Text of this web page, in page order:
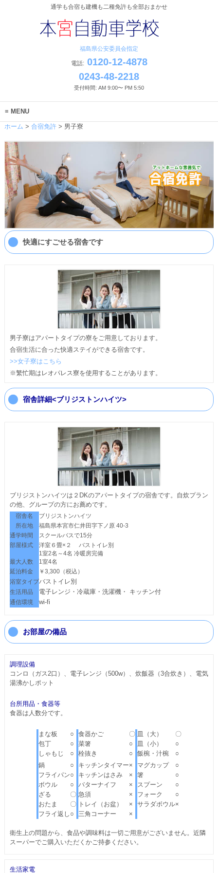
通学も合宿も建機も二種免許も全部おまかせ
福島県公安委員会指定
電話:0120-12-4878
0243-48-2218
受付時間: AM 9:00〜 PM 5:50
MENU
ホーム > 合宿免許> 男子寮
快適にすごせる宿舎です
男子寮はアパートタイプの寮をご用意しております。
合宿生活に合った快適ステイができる宿舎です。
>>女子寮はこちら
※繁忙期はレオパレス寮を使用することがあります。
宿舎詳細<ブリジストンハイツ>
ブリジストンハイツは２DKのアパートタイプの宿舎です。自炊プラン
の他、グループの方にお薦めです。
宿舎名
ブリジストンハイツ
所在地
福島県本宮市仁井田字下ノ原 40-3
通学時間
スクールバスで15分
部屋様式
洋室６畳×２ バストイレ別
1室2名～4名 冷暖房完備
最大人数
1室4名
延泊料金
￥3,300（税込）
浴室タイプバストイレ別
生活用品 電子レンジ・冷蔵庫・洗濯機・ キッチン付
通信環境 wi-fi
お部屋の備品
調理設備
コンロ（ガス2口）、電子レンジ（500w）、炊飯器（3合炊き）、電気
湯沸かしポット
台所用品・食器等
食器は人数分です。
まな板 ○ 食器かご 〇 皿（大）
〇
包丁
○ 菜箸 ○ 皿（小）
○
しゃもじ
○ 栓抜き ○ 飯椀・汁椀
○
鍋
○ キッチンタイマー× マグカップ
○
フライパン○ キッチンはさみ × 箸
○
ボウル
○ バターナイフ × スプーン
○
ざる
〇 急須 × フォーク
○
おたま
〇 トレイ（お盆） × サラダボウル×
フライ返し ○ 三角コーナー ×
衛生上の問題から、食品や調味料は一切ご用意がございません。近隣
スーパーでご購入いただくかご持参ください。
生活家電